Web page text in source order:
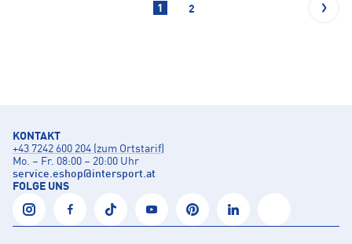
1 2
KONTAKT
+43 7242 600 204 (zum Ortstarif)
Mo. – Fr. 08:00 – 20:00 Uhr
service.eshop@intersport.at
FOLGE UNS